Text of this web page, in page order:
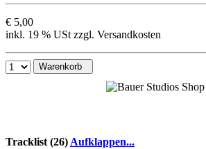
€ 5,00
inkl. 19 % USt zzgl. Versandkosten
Warenkorb
Tracklist (26)Aufklappen...